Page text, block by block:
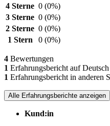
4 Sterne 0 (0%)
3 Sterne 0 (0%)
2 Sterne 0 (0%)
1 Stern
0 (0%)
4 Bewertungen
1 Erfahrungsbericht auf Deutsch
1 Erfahrungsbericht in anderen
Alle Erfahrungsberichte anzeigen
Kund:in